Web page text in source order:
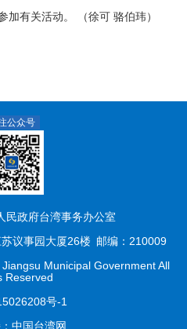
有关活动。 （徐可 骆伯玮）
公众号
民政府台湾事务办公室
议事园大厦26楼 邮编：210009
Municipal Government All
Reserved
号-1
中国台湾网